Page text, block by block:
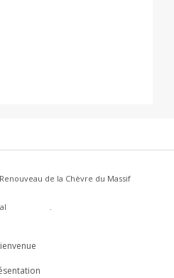
de la Chèvre du Massif
.